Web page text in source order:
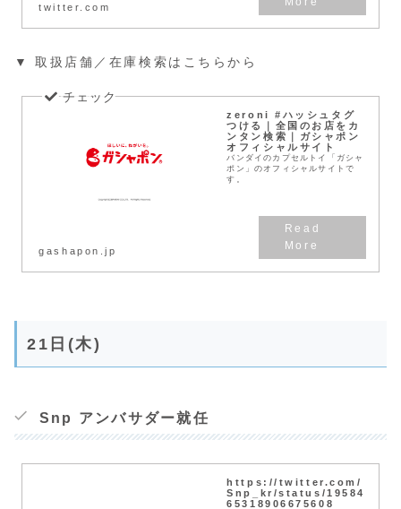
twitter.com
▼ 取扱店舗／在庫検索はこちらから
zeroni #ハッシュタグ
つける｜全国のお店をカ
ンタン検索｜ガシャポン
オフィシャルサイト
バンダイのカプセルトイ「ガシャ
ポン」のオフィシャルサイトで
す。
gashapon.jp
21日(木)
Snp アンバサダー就任
https://twitter.com/
Snp_kr/status/19584
65318906675608